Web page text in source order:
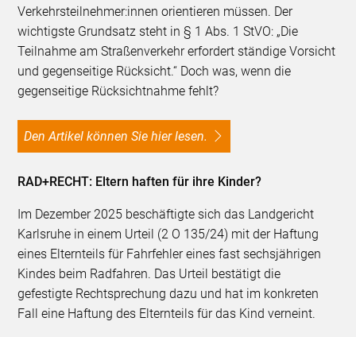
Verkehrsteilnehmer:innen orientieren müssen. Der
wichtigste Grundsatz steht in § 1 Abs. 1 StVO: „Die
Teilnahme am Straßenverkehr erfordert ständige Vorsicht
und gegenseitige Rücksicht.“ Doch was, wenn die
gegenseitige Rücksichtnahme fehlt?
Den Artikel können Sie hier lesen.
RAD+RECHT: Eltern haften für ihre Kinder?
Im Dezember 2025 beschäftigte sich das Landgericht
Karlsruhe in einem Urteil (2 O 135/24) mit der Haftung
eines Elternteils für Fahrfehler eines fast sechsjährigen
Kindes beim Radfahren. Das Urteil bestätigt die
gefestigte Rechtsprechung dazu und hat im konkreten
Fall eine Haftung des Elternteils für das Kind verneint.